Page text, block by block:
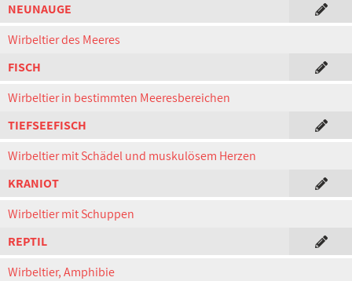
NEUNAUGE
Wirbeltier des Meeres
FISCH
Wirbeltier in bestimmten Meeresbereichen
TIEFSEEFISCH
Wirbeltier mit Schädel und muskulösem Herzen
KRANIOT
Wirbeltier mit Schuppen
REPTIL
Wirbeltier, Amphibie